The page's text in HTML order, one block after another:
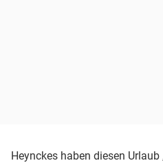
Heynckes haben diesen